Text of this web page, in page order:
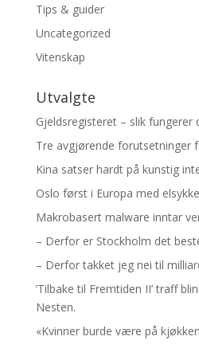
Tips & guider
Uncategorized
Vitenskap
Utvalgte
Gjeldsregisteret – slik fungerer
Tre avgjørende forutsetninger
Kina satser hardt på kunstig
Oslo først i Europa med
Makrobasert malware inntar
– Derfor er Stockholm det
– Derfor takket jeg nei til
’Tilbake til Fremtiden II’ traff
Nesten.
«Kvinner burde være på